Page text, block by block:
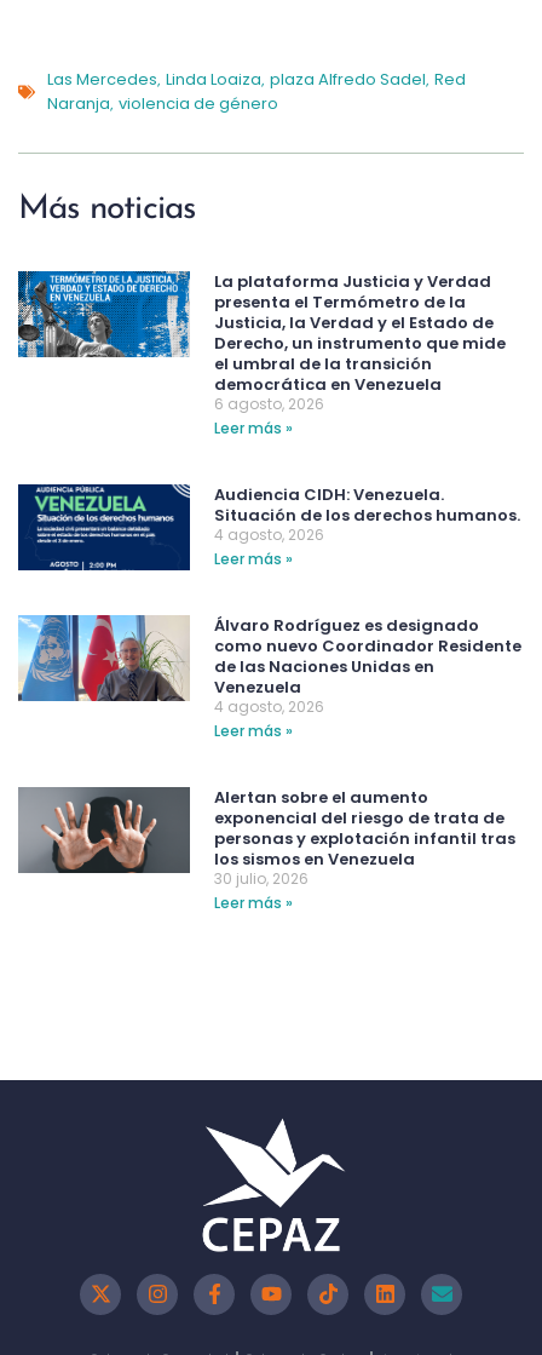
Las Mercedes, Linda Loaiza, plaza Alfredo Sadel, Red
Naranja, violencia de género
Más noticias
La plataforma Justicia y Verdad
presenta el Termómetro de la
Justicia, la Verdad y el Estado de
Derecho, un instrumento que mide
el umbral de la transición
democrática en Venezuela
6 agosto, 2026
Leer más »
Audiencia CIDH: Venezuela.
Situación de los derechos humanos.
4 agosto, 2026
Leer más »
Álvaro Rodríguez es designado
como nuevo Coordinador Residente
de las Naciones Unidas en
Venezuela
4 agosto, 2026
Leer más »
Alertan sobre el aumento
exponencial del riesgo de trata de
personas y explotación infantil tras
los sismos en Venezuela
30 julio, 2026
Leer más »